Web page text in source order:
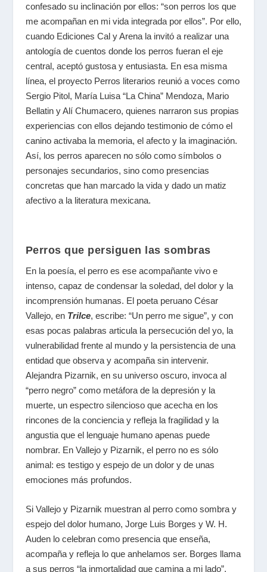
confesado su inclinación por ellos: “son perros los que
me acompañan en mi vida integrada por ellos”. Por ello,
cuando Ediciones Cal y Arena la invitó a realizar una
antología de cuentos donde los perros fueran el eje
central, aceptó gustosa y entusiasta. En esa misma
línea, el proyecto Perros literarios reunió a voces como
Sergio Pitol, María Luisa “La China” Mendoza, Mario
Bellatin y Alí Chumacero, quienes narraron sus propias
experiencias con ellos dejando testimonio de cómo el
canino activaba la memoria, el afecto y la imaginación.
Así, los perros aparecen no sólo como símbolos o
personajes secundarios, sino como presencias
concretas que han marcado la vida y dado un matiz
afectivo a la literatura mexicana.
Perros que persiguen las sombras
En la poesía, el perro es ese acompañante vivo e
intenso, capaz de condensar la soledad, del dolor y la
incomprensión humanas. El poeta peruano César
Vallejo, en Trilce, escribe: “Un perro me sigue”, y con
esas pocas palabras articula la persecución del yo, la
vulnerabilidad frente al mundo y la persistencia de una
entidad que observa y acompaña sin intervenir.
Alejandra Pizarnik, en su universo oscuro, invoca al
“perro negro” como metáfora de la depresión y la
muerte, un espectro silencioso que acecha en los
rincones de la conciencia y refleja la fragilidad y la
angustia que el lenguaje humano apenas puede
nombrar. En Vallejo y Pizarnik, el perro no es sólo
animal: es testigo y espejo de un dolor y de unas
emociones más profundos.
Si Vallejo y Pizarnik muestran al perro como sombra y
espejo del dolor humano, Jorge Luis Borges y W. H.
Auden lo celebran como presencia que enseña,
acompaña y refleja lo que anhelamos ser. Borges llama
a sus perros “la inmortalidad que camina a mi lado”,